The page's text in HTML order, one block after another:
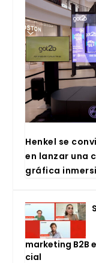
Hen­kel se
en lan­zar una
grá­fi­ca
mar­ke­ting B2B
cial